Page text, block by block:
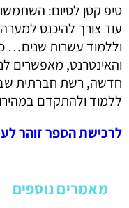
מאמרים נוספים
טיפ קטן לסיום: השתמשו
עוד צורך להיכנס
וללמוד עשרות שנים…
והאינטרנט, מאפשרים
חדשה, רשת חברתית
ללמוד ולהתקדם
לרכישת הספר זוהר